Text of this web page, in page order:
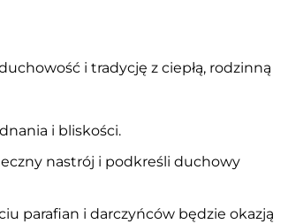
i tradycję z ciepłą, rodzinną
i bliskości.
nastrój i podkreśli duchowy
parafian i darczyńców będzie okazją